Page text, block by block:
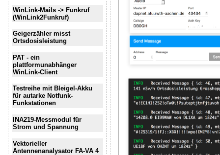
WinLink-Mails -> Funkruf
(WinLink2Funkruf)
Geigerzähler misst
Ortsdosisleistung
PAT - ein
plattformunabhänger
WinLink-Client
Testreihe mit Bleigel-Akku
für autarke Notfunk-
Funkstationen
INA219-Messmodul für
Strom und Spannung
Vektorieller
Antennenanalysator FA-VA 4